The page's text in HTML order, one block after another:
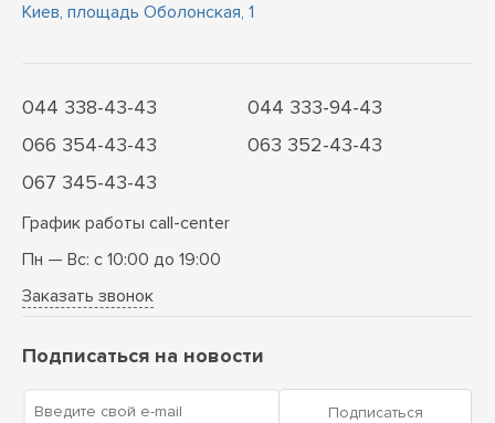
Киев, площадь Оболонская, 1
044 338-43-43
044 333-94-43
066 354-43-43
063 352-43-43
067 345-43-43
График работы call-center
Пн — Вс: с 10:00 до 19:00
Заказать звонок
Подписаться на новости
Введите свой e-mail Подписаться